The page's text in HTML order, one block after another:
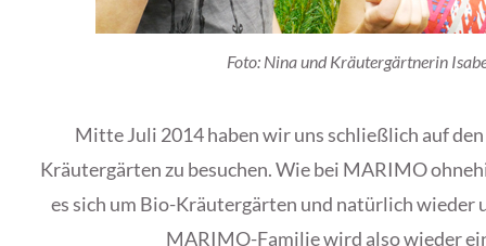
Foto: Nina und Kräutergärtnerin
Mitte Juli 2014 haben wir uns schließlich auf
Kräutergärten zu besuchen. Wie bei MARIMO
es sich um Bio-Kräutergärten und natürlich wieder
MARIMO-Familie wird also wieder